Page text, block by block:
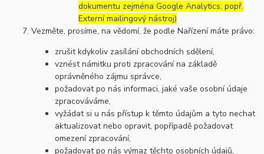
dokumentu zejména Google Analytics, popř.
Externí mailingový nástroj)
Vezměte, prosíme, na vědomí, že podle Nařízení máte právo:
zrušit kdykoliv zasílání obchodních sdělení,
vznést námitku proti zpracování na základě
oprávněného zájmu správce,
požadovat po nás informaci, jaké vaše osobní údaje
zpracováváme,
vyžádat si u nás přístup k těmto údajům a tyto nechat
aktualizovat nebo opravit, popřípadě požadovat
omezení zpracování,
požadovat po nás výmaz těchto osobních údajů,